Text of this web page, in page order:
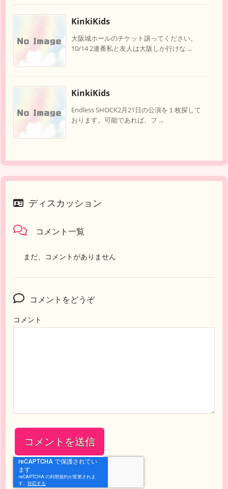
KinkiKids
大阪城ホールのチケット譲ってください。
10/14 2連番私と友人は大阪しか行けな ...
KinkiKids
Endless SHOCK2月21日の公演を１枚探して
おります。可能であれば、フ ...
ディスカッション
コメント一覧
まだ、コメントがありません
コメントをどうぞ
コメント